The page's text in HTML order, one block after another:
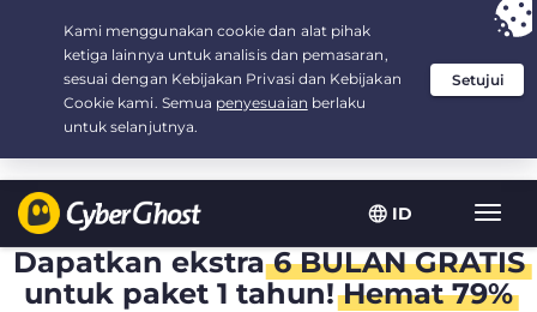
ID
Your choice:The Best Dealfor 1.5-years at $2.75
Dapatkan ekstra6 BULAN GRATIS
untuk paket 1 tahun!Hemat 79%